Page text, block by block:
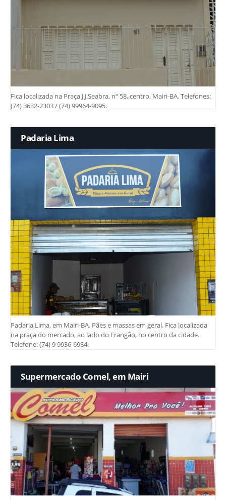
Fica localizada na Praça J.J.Seabra, nº 58, centro, Mairi-BA. Telefones:
(74) 3632-2303 / (74) 99964-9095.
Padaria Lima
Padaria Lima, em Mairi-BA. Pães e massas em geral. Fica localizada
na praça do mercado, ao lado do Frangão, no centro da cidade.
Telefone: (74) 9 9936-6984.
Supermercado Comel, em Mairi